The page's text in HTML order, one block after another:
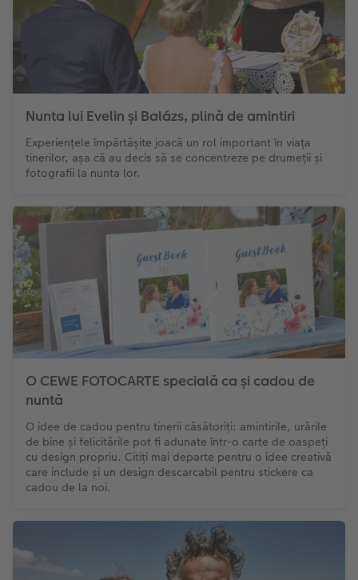
Nunta lui Evelin și Balázs, plină de amintiri
Experiențele împărtășite joacă un rol important în viața
tinerilor, așa că au decis să se concentreze pe drumeții și
fotografii la nunta lor.
O CEWE FOTOCARTE specială ca și cadou de
nuntă
O idee de cadou pentru tinerii căsătoriți: amintirile, urările
de bine și felicitările pot fi adunate într-o carte de oaspeți
cu design propriu. Citiți mai departe pentru o idee creativă
care include și un design descarcabil pentru stickere ca
cadou de la noi.